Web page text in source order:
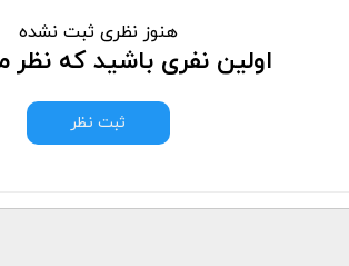
هنوز نظری ثبت نشده
اولین نفری باشید که
ثبت نظر